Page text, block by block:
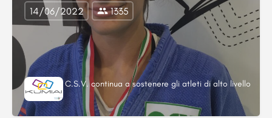
C.S.V. continua a sostenere gli atleti di alto livello
14/06/2022 1335